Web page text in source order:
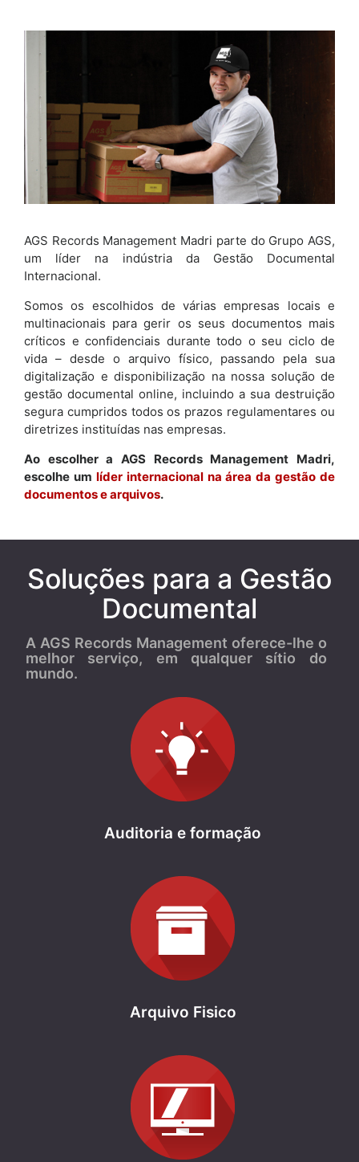
AGS Records Management Madri parte do Grupo AGS,
um líder na indústria da Gestão Documental
Internacional.
Somos os escolhidos de várias empresas locais e
multinacionais para gerir os seus documentos mais
críticos e confidenciais durante todo o seu ciclo de
vida – desde o arquivo físico, passando pela sua
digitalização e disponibilização na nossa solução de
gestão documental online, incluindo a sua destruição
segura cumpridos todos os prazos regulamentares ou
diretrizes instituídas nas empresas.
Ao escolher a AGS Records Management Madri,
escolhe um líder internacional na área da gestão de
documentos e arquivos.
Soluções para a Gestão
Documental
A AGS Records Management oferece-lhe o
melhor serviço, em qualquer sítio do
mundo.
Auditoria e formação
Arquivo Fisico